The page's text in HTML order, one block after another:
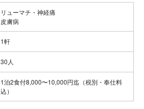
リューマチ・神経痛
皮膚病
1軒
30人
1泊2食付8,000〜10,000円迄（税別・奉仕料
込）